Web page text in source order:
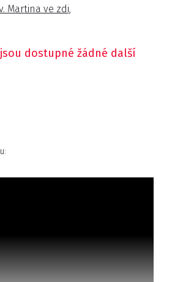
Martina ve zdi,
dostupné žádné další